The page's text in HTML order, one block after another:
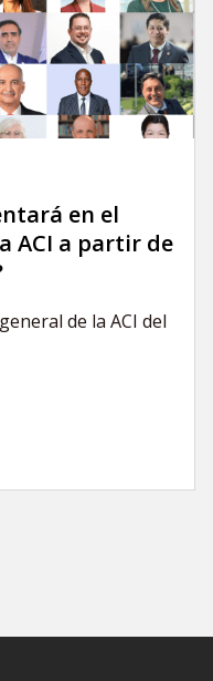
en el
ACI a partir de
de la ACI del